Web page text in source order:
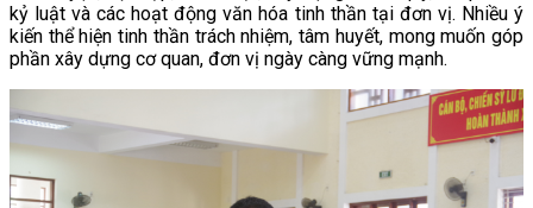
kỷ luật và các hoạt động văn hóa tinh thần tại đơn vị. Nhiều ý
kiến thể hiện tinh thần trách nhiệm, tâm huyết, mong muốn góp
phần xây dựng cơ quan, đơn vị ngày càng vững mạnh.